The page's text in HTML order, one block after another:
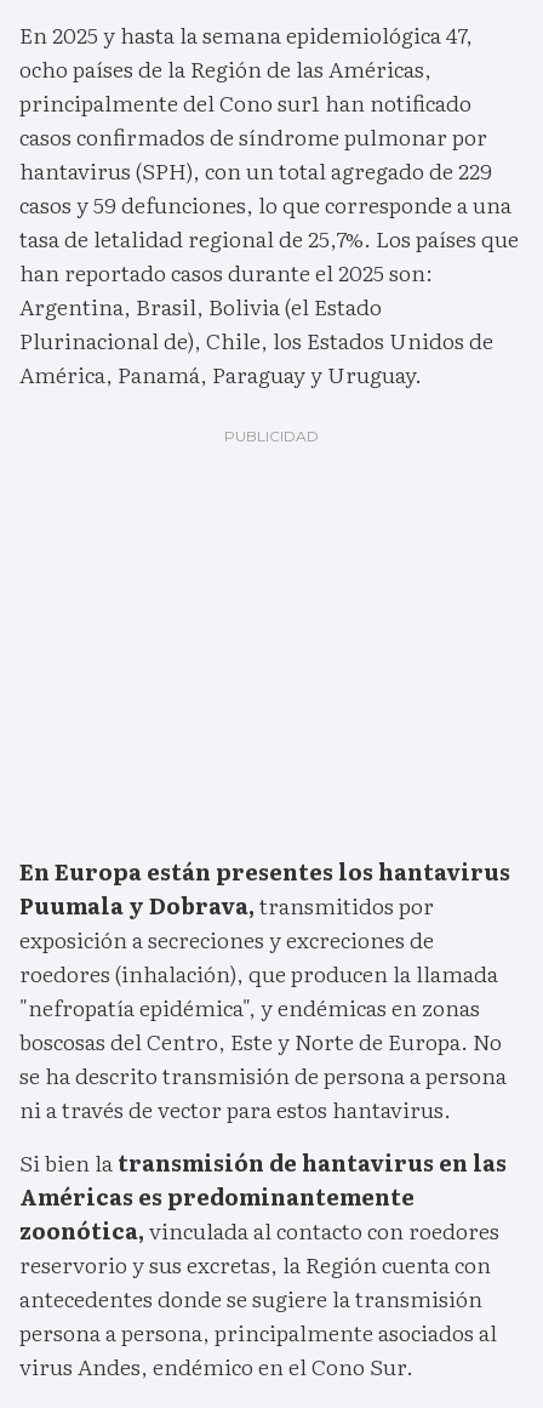
En 2025 y hasta la semana epidemiológica 47,
ocho países de la Región de las Américas,
principalmente del Cono sur1 han notificado
casos confirmados de síndrome pulmonar por
hantavirus (SPH), con un total agregado de 229
casos y 59 defunciones, lo que corresponde a una
tasa de letalidad regional de 25,7%. Los países que
han reportado casos durante el 2025 son:
Argentina, Brasil, Bolivia (el Estado
Plurinacional de), Chile, los Estados Unidos de
América, Panamá, Paraguay y Uruguay.
En Europa están presentes los hantavirus
Puumala y Dobrava,transmitidos por
exposición a secreciones y excreciones de
roedores (inhalación), que producen la llamada
"nefropatía epidémica", y endémicas en zonas
boscosas del Centro, Este y Norte de Europa. No
se ha descrito transmisión de persona a persona
ni a través de vector para estos hantavirus.
Si bien latransmisión de hantavirus en las
Américas es predominantemente
zoonótica,vinculada al contacto con roedores
reservorio y sus excretas, la Región cuenta con
antecedentes donde se sugiere la transmisión
persona a persona, principalmente asociados al
virus Andes, endémico en el Cono Sur.